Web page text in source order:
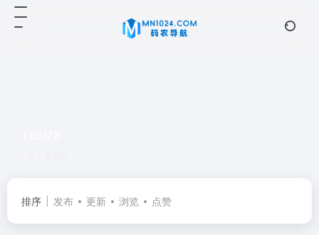
排序 发布 更新 浏览 点赞